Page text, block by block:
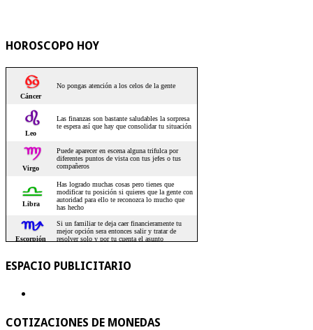
HOROSCOPO HOY
ESPACIO PUBLICITARIO
COTIZACIONES DE MONEDAS